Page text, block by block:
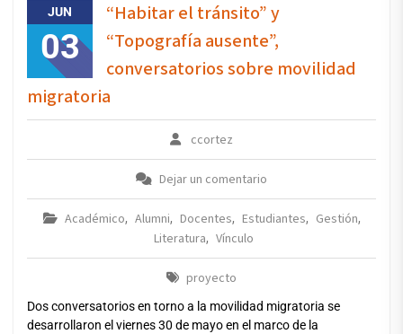
JUN
03
“Habitar el tránsito” y
“Topografía ausente”,
conversatorios sobre movilidad
migratoria
ccortez
Dejar un comentario
Académico, Alumni, Docentes, Estudiantes, Gestión,
Literatura, Vínculo
proyecto
Dos conversatorios en torno a la movilidad migratoria se
desarrollaron el viernes 30 de mayo en el marco de la